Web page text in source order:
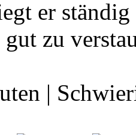
er
zu
|